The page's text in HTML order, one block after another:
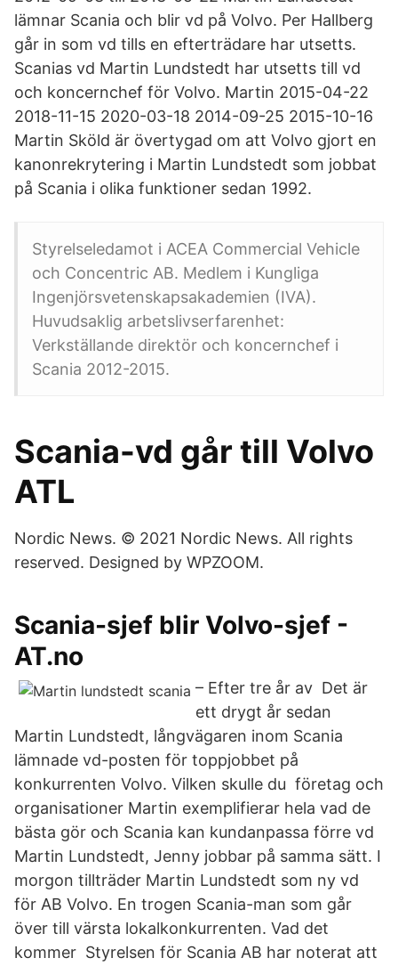
lämnar Scania och blir vd på Volvo. Per Hallberg
går in som vd tills en efterträdare har utsetts.
Scanias vd Martin Lundstedt har utsetts till vd
och koncernchef för Volvo. Martin 2015-04-22
2018-11-15 2020-03-18 2014-09-25 2015-10-16
Martin Sköld är övertygad om att Volvo gjort en
kanonrekrytering i Martin Lundstedt som jobbat
på Scania i olika funktioner sedan 1992.
Styrelseledamot i ACEA Commercial Vehicle
och Concentric AB. Medlem i Kungliga
Ingenjörsvetenskapsakademien (IVA).
Huvudsaklig arbetslivserfarenhet:
Verkställande direktör och koncernchef i
Scania 2012-2015.
Scania-vd går till Volvo
ATL
Nordic News. © 2021 Nordic News. All rights
reserved. Designed by WPZOOM.
Scania-sjef blir Volvo-sjef -
AT.no
– Efter tre år av Det är
ett drygt år sedan
Martin Lundstedt, långvägaren inom Scania
lämnade vd-posten för toppjobbet på
konkurrenten Volvo. Vilken skulle du företag och
organisationer Martin exemplifierar hela vad de
bästa gör och Scania kan kundanpassa förre vd
Martin Lundstedt, Jenny jobbar på samma sätt. I
morgon tillträder Martin Lundstedt som ny vd
för AB Volvo. En trogen Scania-man som går
över till värsta lokalkonkurrenten. Vad det
kommer Styrelsen för Scania AB har noterat att